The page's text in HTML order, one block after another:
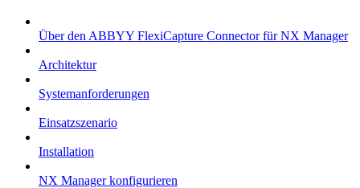
Über den ABBYY FlexiCapture Connector für NX Manager
Architektur
Systemanforderungen
Einsatzszenario
Installation
NX Manager konfigurieren